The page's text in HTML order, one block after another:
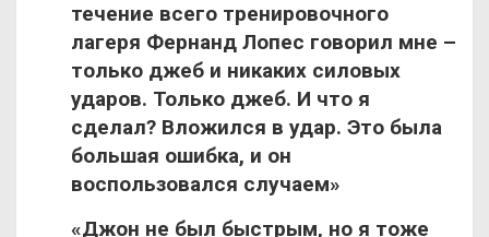
течение всего тренировочного
лагеря Фернанд Лопес говорил мне –
только джеб и никаких силовых
ударов. Только джеб. И что я
сделал? Вложился в удар. Это была
большая ошибка, и он
воспользовался случаем»
«Джон не был быстрым, но я тоже